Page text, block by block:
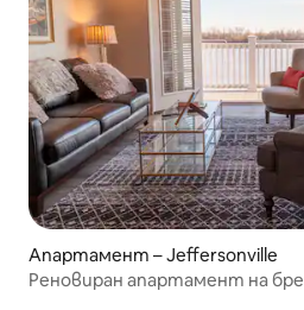
Апартамент – Jeffersonville
Реновиран апартамент на